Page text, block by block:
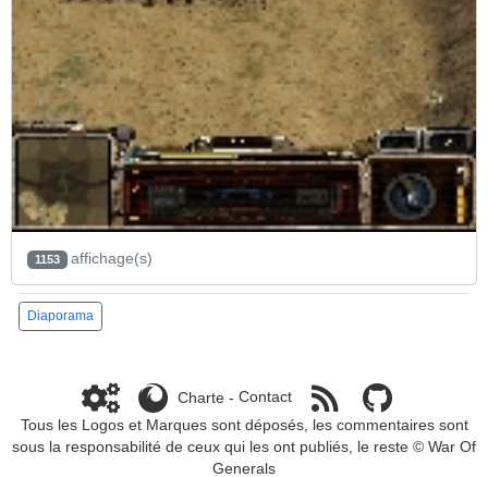
1153 affichage(s)
Diaporama
Charte- Contact
Tous les Logos et Marques sont déposés, les commentaires sont
sous la responsabilité de ceux qui les ont publiés, le reste © War Of
Generals